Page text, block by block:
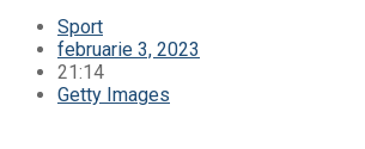
Sport
februarie 3, 2023
21:14
Getty Images